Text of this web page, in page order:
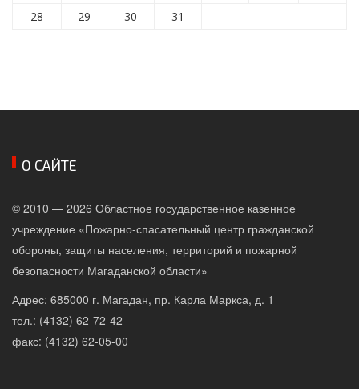
28 29 30 31
О САЙТЕ
© 2010 — 2026 Областное государственное казенное
учреждение «Пожарно-спасательный центр гражданской
обороны, защиты населения, территорий и пожарной
безопасности Магаданской области»
Адрес: 685000 г. Магадан, пр. Карла Маркса, д. 1
тел.: (4132) 62-72-42
факс: (4132) 62-05-00